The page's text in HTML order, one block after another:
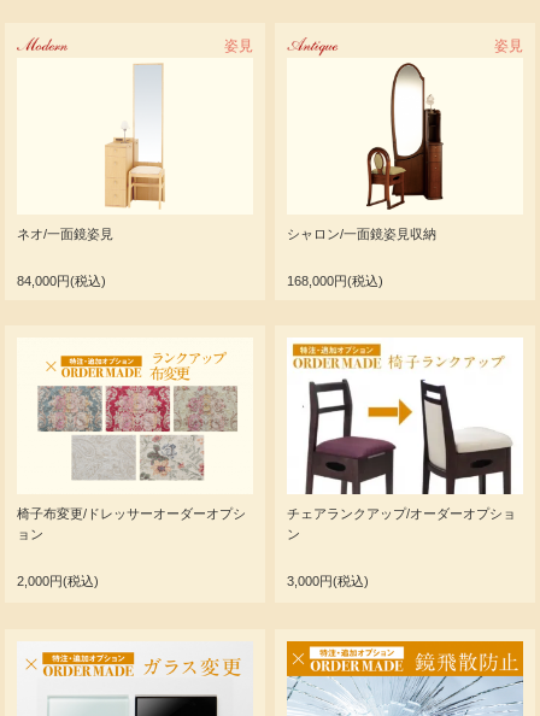
姿見
ネオ/一面鏡姿見
84,000円(税込)
姿見
シャロン/一面鏡姿見収納
168,000円(税込)
椅子布変更/ドレッサーオーダーオプシ
ョン
2,000円(税込)
チェアランクアップ/オーダーオプショ
ン
3,000円(税込)